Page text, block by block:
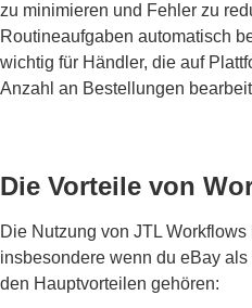
zu minimieren und Fehler zu
Routineaufgaben automatisch
wichtig für Händler, die auf
Anzahl an Bestellungen
Die Vorteile von
Die Nutzung von JTL
insbesondere wenn du eBay
den Hauptvorteilen gehören: